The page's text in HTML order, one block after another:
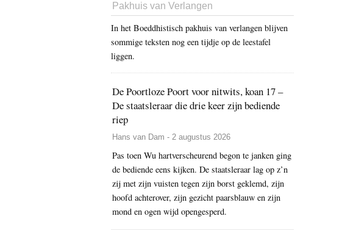
Pakhuis van Verlangen
In het Boeddhistisch pakhuis van verlangen blijven
sommige teksten nog een tijdje op de leestafel
liggen.
De Poortloze Poort voor nitwits, koan 17 –
De staatsleraar die drie keer zijn bediende
riep
Hans van Dam - 2 augustus 2026
Pas toen Wu hartverscheurend begon te janken ging
de bediende eens kijken. De staatsleraar lag op z’n
zij met zijn vuisten tegen zijn borst geklemd, zijn
hoofd achterover, zijn gezicht paarsblauw en zijn
mond en ogen wijd opengesperd.